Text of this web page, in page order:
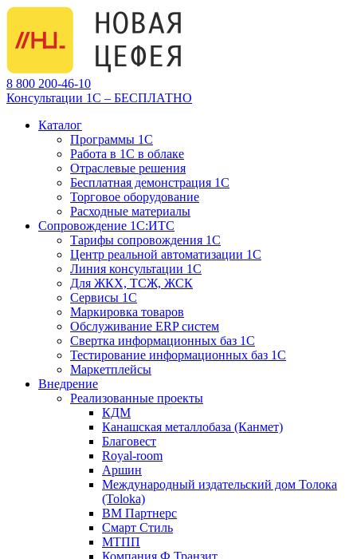
8 800 200-46-10
Консультации 1С – БЕСПЛАТНО
Каталог
Программы 1С
Работа в 1С в облаке
Отраслевые решения
Бесплатная демонстрация 1С
Торговое оборудование
Расходные материалы
Сопровождение 1С:ИТС
Тарифы сопровождения 1С
Центр реальной автоматизации 1С
Линия консультации 1С
Для ЖКХ, ТСЖ, ЖСК
Сервисы 1С
Маркировка товаров
Обслуживание ERP систем
Свертка информационных баз 1С
Тестирование информационных баз 1С
Маркетплейсы
Внедрение
Реализованные проекты
КДМ
Канашская металлобаза (Канмет)
Благовест
Royal-room
Аршин
Международный издательский дом Толока
(Toloka)
ВМ Партнерс
Смарт Стиль
МТПП
Компания Ф.Транзит